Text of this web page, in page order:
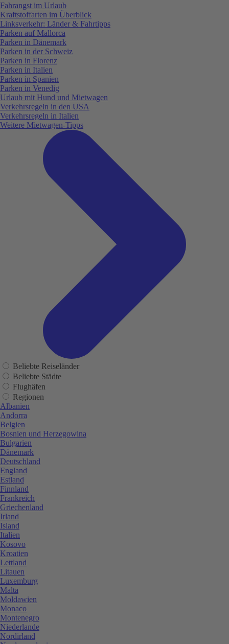
Fahrangst im Urlaub
Kraftstoffarten im Überblick
Linksverkehr: Länder & Fahrtipps
Parken auf Mallorca
Parken in Dänemark
Parken in der Schweiz
Parken in Florenz
Parken in Italien
Parken in Spanien
Parken in Venedig
Urlaub mit Hund und Mietwagen
Verkehrsregeln in den USA
Verkehrsregeln in Italien
Weitere Mietwagen-Tipps
Beliebte Reiseländer
Beliebte Städte
Flughäfen
Regionen
Albanien
Andorra
Belgien
Bosnien und Herzegowina
Bulgarien
Dänemark
Deutschland
England
Estland
Finnland
Frankreich
Griechenland
Irland
Island
Italien
Kosovo
Kroatien
Lettland
Litauen
Luxemburg
Malta
Moldawien
Monaco
Montenegro
Niederlande
Nordirland